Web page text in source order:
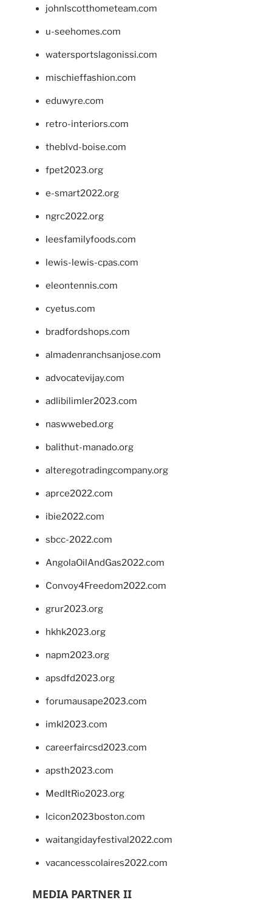
johnlscotthometeam.com
u-seehomes.com
watersportslagonissi.com
mischieffashion.com
eduwyre.com
retro-interiors.com
theblvd-boise.com
fpet2023.org
e-smart2022.org
ngrc2022.org
leesfamilyfoods.com
lewis-lewis-cpas.com
eleontennis.com
cyetus.com
bradfordshops.com
almadenranchsanjose.com
advocatevijay.com
adlibilimler2023.com
naswwebed.org
balithut-manado.org
alteregotradingcompany.org
aprce2022.com
ibie2022.com
sbcc-2022.com
AngolaOilAndGas2022.com
Convoy4Freedom2022.com
grur2023.org
hkhk2023.org
napm2023.org
apsdfd2023.org
forumausape2023.com
imkl2023.com
careerfaircsd2023.com
apsth2023.com
MedItRio2023.org
lcicon2023boston.com
waitangidayfestival2022.com
vacancesscolaires2022.com
MEDIA PARTNER II